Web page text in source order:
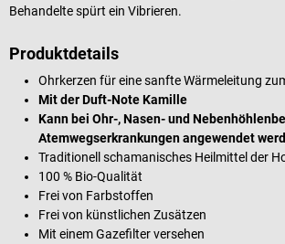
Behandelte spürt ein Vibrieren.
Produktdetails
Ohrkerzen für eine sanfte Wärmeleitung
Mit der Duft-Note Kamille
Kann bei Ohr-, Nasen- und
Atemwegserkrankungen angewendet
Traditionell schamanisches Heilmittel der
100 % Bio-Qualität
Frei von Farbstoffen
Frei von künstlichen Zusätzen
Mit einem Gazefilter versehen